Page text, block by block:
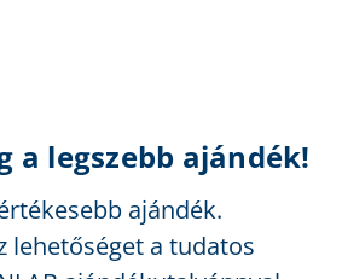
a legszebb ajándék!
ajándék.
lehetőséget a tudatos